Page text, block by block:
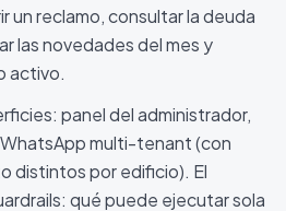
un reclamo, consultar la deuda
las novedades del mes y
activo.
panel del administrador,
multi-tenant (con
distintos por edificio). El
qué puede ejecutar sola